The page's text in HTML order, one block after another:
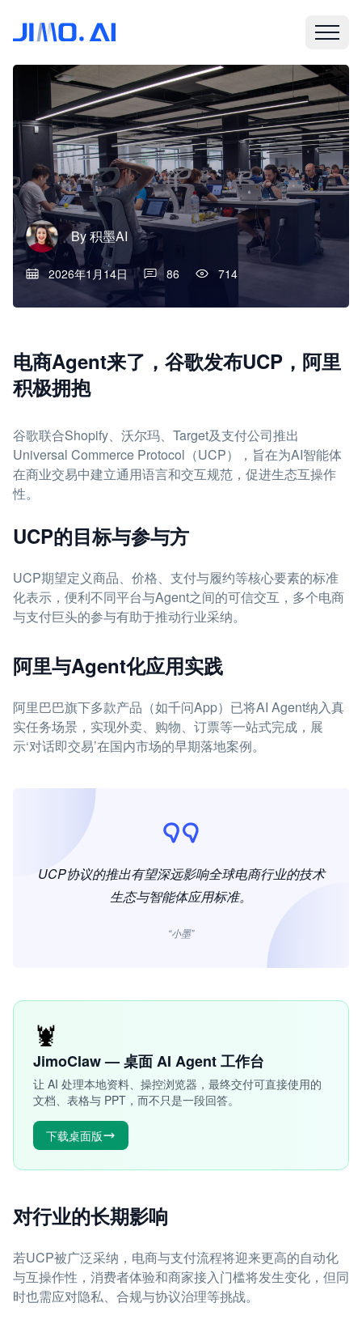
By积墨AI
2026年1月14日 86 714
电商Agent来了，谷歌发布UCP，阿里
积极拥抱
谷歌联合Shopify、沃尔玛、Target及支付公司推出
Universal Commerce Protocol（UCP），旨在为AI智能体
在商业交易中建立通用语言和交互规范，促进生态互操作
性。
UCP的目标与参与方
UCP期望定义商品、价格、支付与履约等核心要素的标准
化表示，便利不同平台与Agent之间的可信交互，多个电商
与支付巨头的参与有助于推动行业采纳。
阿里与Agent化应用实践
阿里巴巴旗下多款产品（如千问App）已将AI Agent纳入真
实任务场景，实现外卖、购物、订票等一站式完成，展
示‘对话即交易’在国内市场的早期落地案例。
UCP协议的推出有望深远影响全球电商行业的技术
生态与智能体应用标准。
“小墨”
🦞
JimoClaw — 桌面 AI Agent 工作台
让 AI 处理本地资料、操控浏览器，最终交付可直接使用的
文档、表格与 PPT，而不只是一段回答。
下载桌面版
对行业的长期影响
若UCP被广泛采纳，电商与支付流程将迎来更高的自动化
与互操作性，消费者体验和商家接入门槛将发生变化，但同
时也需应对隐私、合规与协议治理等挑战。